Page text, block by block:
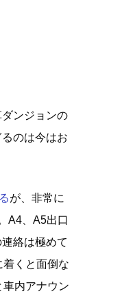
ンジョンの
のは今はお
が、非常に
A4、A5出口
絡は極めて
くと面倒な
内アナウン